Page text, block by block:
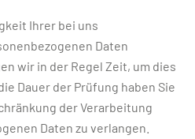
Ihrer bei uns
Daten
wir in der Regel Zeit, um dies
Dauer der Prüfung haben Sie
der Verarbeitung
Daten zu verlangen.